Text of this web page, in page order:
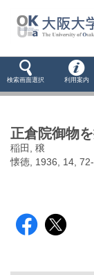
検索画面選択 利用案内
正倉院御物
稲田, 穣
懐徳, 1936, 14,